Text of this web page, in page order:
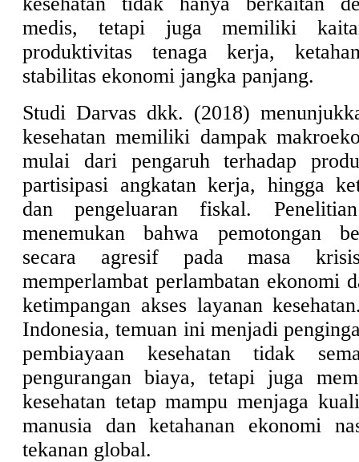
medis, tetapi juga memiliki
produktivitas tenaga kerja,
stabilitas ekonomi jangka panjang.
Studi Darvas dkk. (2018)
kesehatan memiliki dampak
mulai dari pengaruh terhadap
partisipasi angkatan kerja, hingga
dan pengeluaran fiskal.
menemukan bahwa pemotongan
secara agresif pada masa
memperlambat perlambatan ekonomi
ketimpangan akses layanan
Indonesia, temuan ini menjadi
pembiayaan kesehatan tidak
pengurangan biaya, tetapi juga
kesehatan tetap mampu menjaga
manusia dan ketahanan ekonomi
tekanan global.